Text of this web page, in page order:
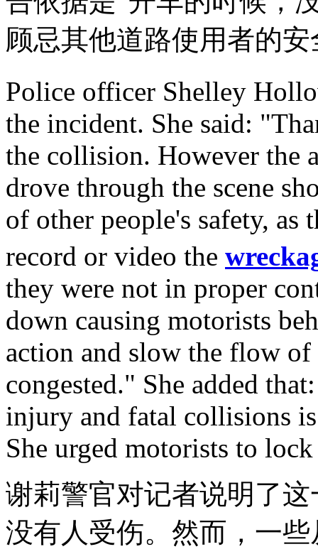
顾忌其他道路使用者的安
Police officer Shelley
the incident. She said:
the collision. However the
drove through the scene
of other people's safety, as
record or video the
they were not in proper
down causing motorists
action and slow the flow
congested." She added
injury and fatal collisions
She urged motorists to
谢莉警官对记者说明了
没有人受伤。然而，一